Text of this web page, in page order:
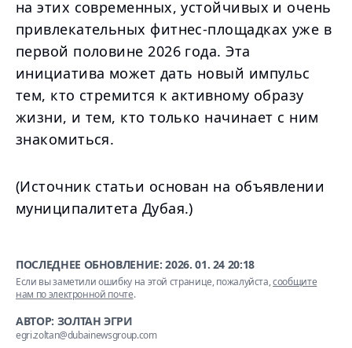
на этих современных, устойчивых и очень
привлекательных фитнес-площадках уже в
первой половине 2026 года. Эта
инициатива может дать новый импульс
тем, кто стремится к активному образу
жизни, и тем, кто только начинает с ним
знакомиться.
(Источник статьи основан на объявлении
муниципалитета Дубая.)
ПОСЛЕДНЕЕ ОБНОВЛЕНИЕ:2026. 01. 24 20:18
Если вы заметили ошибку на этой странице, пожалуйста,сообщите
нам по электронной почте.
АВТОР: ЗОЛТАН ЭГРИ
egri.zoltan@dubainewsgroup.com